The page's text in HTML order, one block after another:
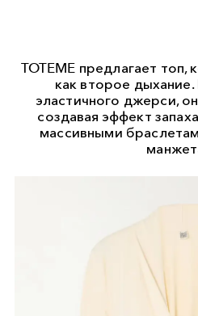
TOTEME предлагает
как второе
эластичного джерси,
создавая эффект
массивными